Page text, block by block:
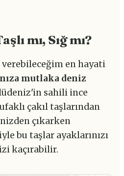
mı, Sığ mı?
en hayati
mutlaka deniz
sahili ince
çakıl taşlarından
çıkarken
bu taşlar ayaklarınızı
kaçırabilir.